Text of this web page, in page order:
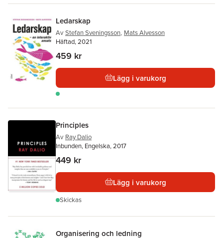
Ledarskap
Av Stefan Sveningsson, Mats Alvesson
Häftad, 2021
459 kr
Lägg i varukorg
Principles
Av Ray Dalio
Inbunden, Engelska, 2017
449 kr
Lägg i varukorg
Skickas
Organisering och ledning